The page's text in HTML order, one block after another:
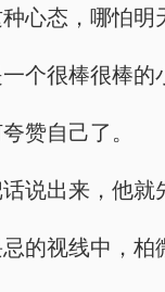
心态，哪怕明
个很棒很棒的
赞自己了。
说出来，他就
的视线中，柏